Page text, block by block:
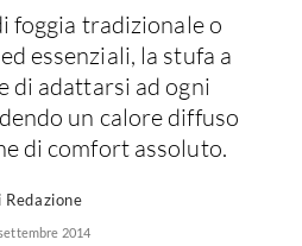
Ombrelloni
Pergole
Giardinaggio
Piante
foggia tradizionale o
essenziali, la stufa a
di adattarsi ad ogni
un calore diffuso
di comfort assoluto.
Redazione
2014